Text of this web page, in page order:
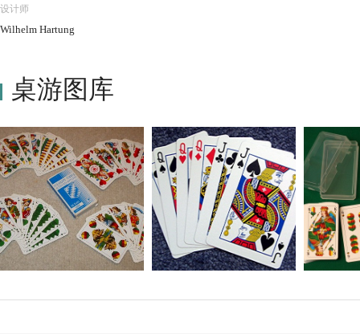
设计师
Wilhelm Hartung
桌游图库